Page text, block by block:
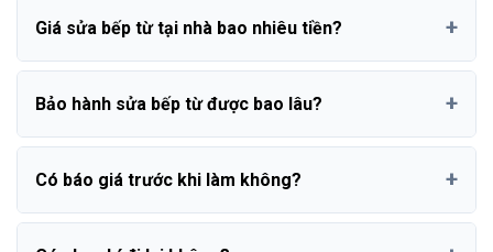
Giá sửa bếp từ tại nhà bao nhiêu tiền?
Bảo hành sửa bếp từ được bao lâu?
Có báo giá trước khi làm không?